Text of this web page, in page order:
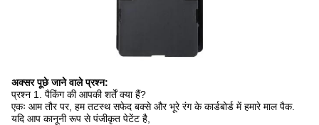
अक्सर पूछे जाने वाले प्रश्न:
प्रश्न 1. पैकिंग की आपकी शर्तें क्या हैं?
एकः आम तौर पर, हम तटस्थ सफेद बक्से और भूरे रंग के कार्डबोर्ड में हमारे माल पैक.
यदि आप कानूनी रूप से पंजीकृत पेटेंट है,